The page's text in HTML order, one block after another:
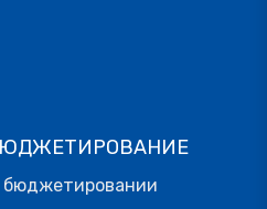
бюджетировании